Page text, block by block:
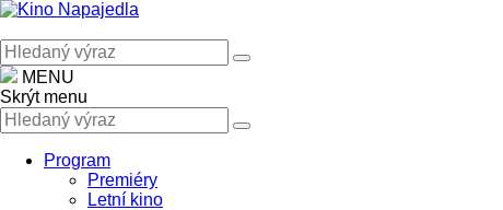
MENU
Skrýt menu
Program
Premiéry
Letní kino